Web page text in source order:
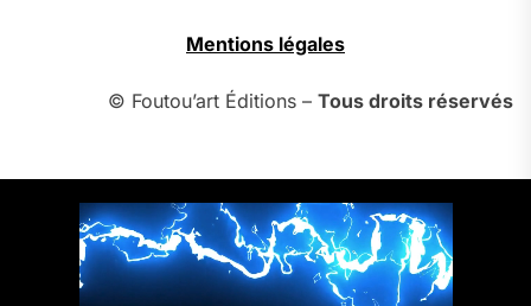
Mentions légales
© Foutou’art Éditions – Tous droits réservés